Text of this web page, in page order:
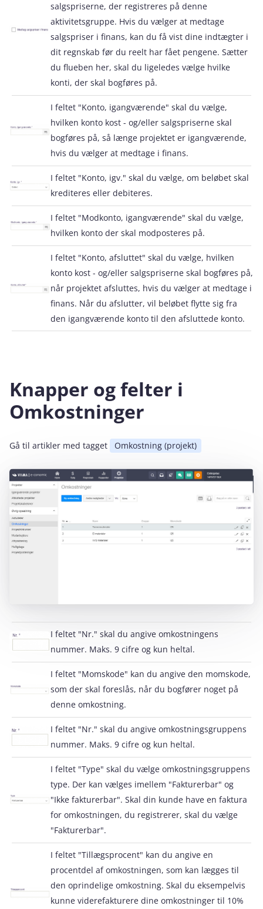
salgspriserne, der registreres på denne
aktivitetsgruppe. Hvis du vælger at medtage
salgspriser i finans, kan du få vist dine indtægter i
dit regnskab før du reelt har fået pengene. Sætter
du flueben her, skal du ligeledes vælge hvilke
konti, der skal bogføres på.
I feltet "Konto, igangværende" skal du vælge,
hvilken konto kost - og/eller salgspriserne skal
bogføres på, så længe projektet er igangværende,
hvis du vælger at medtage i finans.
I feltet "Konto, igv." skal du vælge, om beløbet skal
krediteres eller debiteres.
I feltet "Modkonto, igangværende" skal du vælge,
hvilken konto der skal modposteres på.
I feltet "Konto, afsluttet" skal du vælge, hvilken
konto kost - og/eller salgspriserne skal bogføres på,
når projektet afsluttes, hvis du vælger at medtage i
finans. Når du afslutter, vil beløbet flytte sig fra
den igangværende konto til den afsluttede konto.
Knapper og felter i
Omkostninger
Gå til artikler med tagget Omkostning (projekt)
I feltet "Nr." skal du angive omkostningens
nummer. Maks. 9 cifre og kun heltal.
I feltet "Momskode" kan du angive den momskode,
som der skal foreslås, når du bogfører noget på
denne omkostning.
I feltet "Nr." skal du angive omkostningsgruppens
nummer. Maks. 9 cifre og kun heltal.
I feltet "Type" skal du vælge omkostningsgruppens
type. Der kan vælges imellem "Fakturerbar" og
"Ikke fakturerbar". Skal din kunde have en faktura
for omkostningen, du registrerer, skal du vælge
"Fakturerbar".
I feltet "Tillægsprocent" kan du angive en
procentdel af omkostningen, som kan lægges til
den oprindelige omkostning. Skal du eksempelvis
kunne viderefakturere dine omkostninger til 10%